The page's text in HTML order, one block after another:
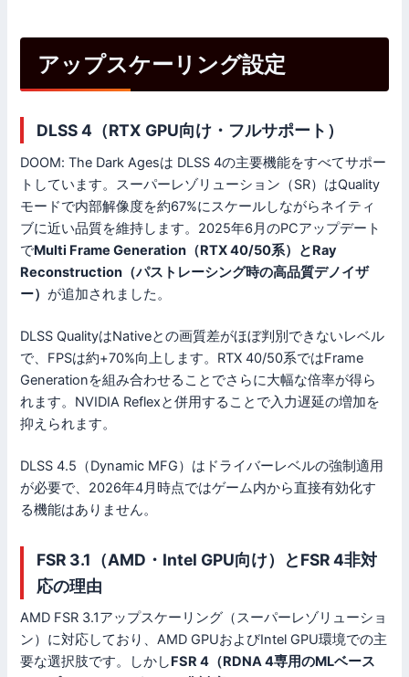
アップスケーリング設定
DLSS 4（RTX GPU向け・フルサポート）
DOOM: The Dark Agesは DLSS 4の主要機能をすべてサポー
トしています。スーパーレゾリューション（SR）はQuality
モードで内部解像度を約67%にスケールしながらネイティ
ブに近い品質を維持します。2025年6月のPCアップデート
でMulti Frame Generation（RTX 40/50系）とRay
Reconstruction（パストレーシング時の高品質デノイザ
ー） が追加されました。
DLSS QualityはNativeとの画質差がほぼ判別できないレベル
で、FPSは約+70%向上します。RTX 40/50系ではFrame
Generationを組み合わせることでさらに大幅な倍率が得ら
れます。NVIDIA Reflexと併用することで入力遅延の増加を
抑えられます。
DLSS 4.5（Dynamic MFG）はドライバーレベルの強制適用
が必要で、2026年4月時点ではゲーム内から直接有効化す
る機能はありません。
FSR 3.1（AMD・Intel GPU向け）とFSR 4非対
応の理由
AMD FSR 3.1アップスケーリング（スーパーレゾリューショ
ン）に対応しており、AMD GPUおよびIntel GPU環境での主
要な選択肢です。しかしFSR 4（RDNA 4専用のMLベース